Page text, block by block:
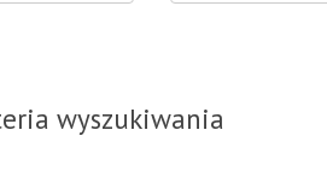
wyszukiwania